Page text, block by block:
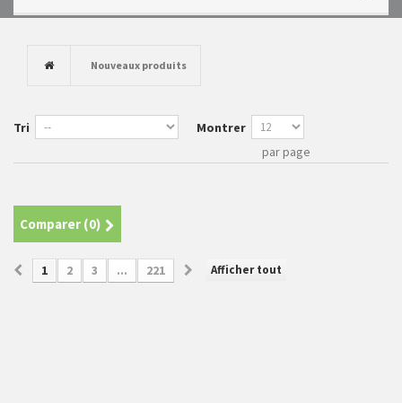
Nouveaux produits
Tri
Montrer
par page
Comparer (0)
Afficher tout
1 2 3 ... 221